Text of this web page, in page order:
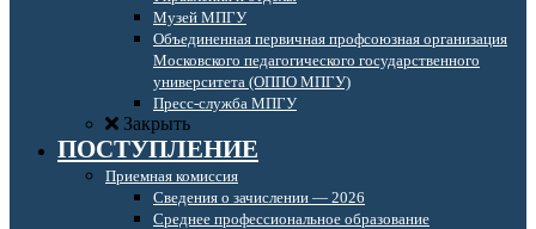
Музей МПГУ
Объединенная первичная профсоюзная организация
Московского педагогического государственного
университета (ОППО МПГУ)
Пресс-служба МПГУ
Закрыть
ПОСТУПЛЕНИЕ
Приемная комиссия
Сведения о зачислении — 2026
Среднее профессиональное образование